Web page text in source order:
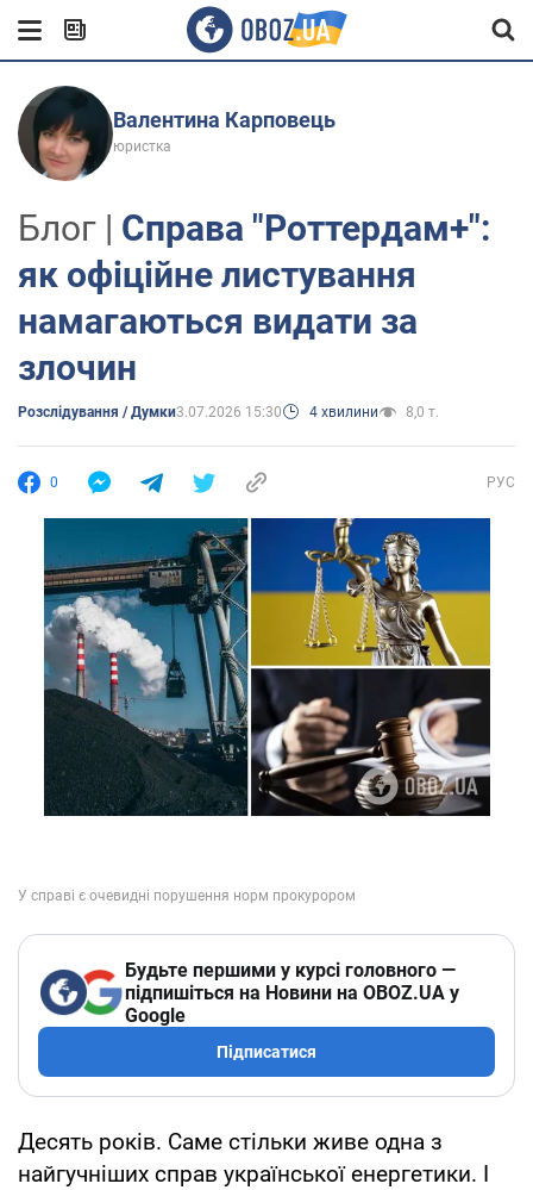
Валентина Карповець
юристка
Блог | Справа "Роттердам+":
як офіційне листування
намагаються видати за
злочин
Розслідування / Думки3.07.2026 15:30 4 хвилини 8,0 т.
0 РУС
Будьте першими у курсі головного —
підпишіться на Новини на OBOZ.UA у
Google
Підписатися
Десять років. Саме стільки живе одна з
найгучніших справ української енергетики. І